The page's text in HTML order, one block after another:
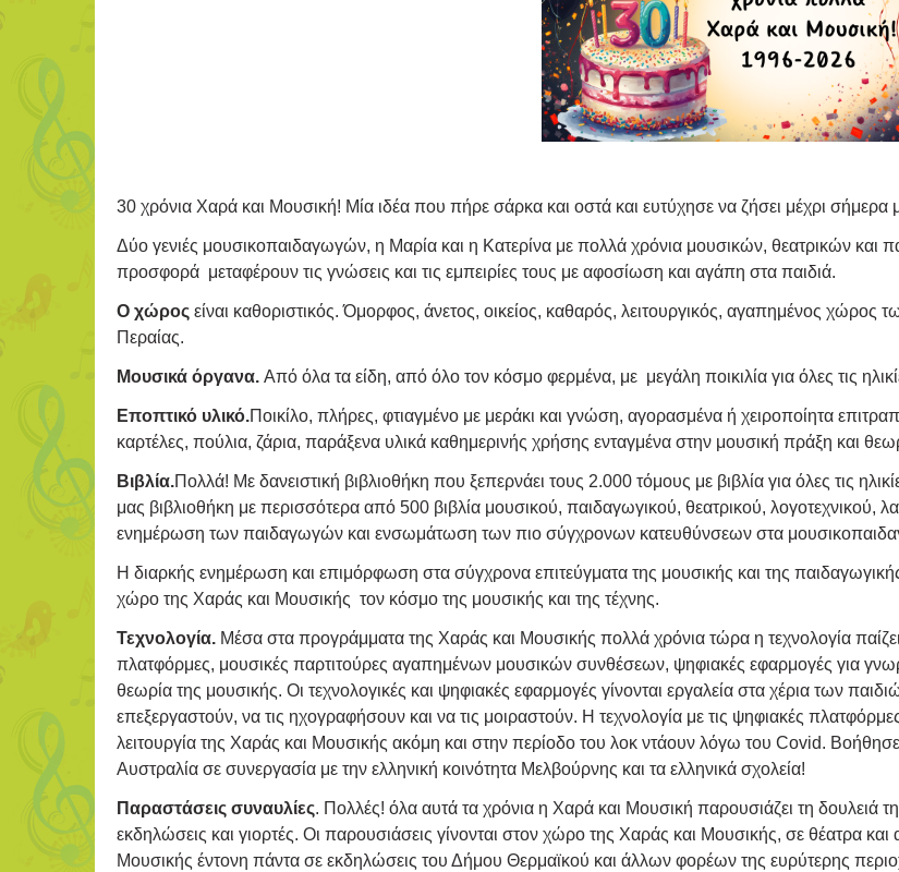
30 χρόνια Χαρά και Μουσική! Μία ιδέα που πήρε σάρκα και οστά και ευτύχησε να ζήσει μέχρι σήμερα
Δύο γενιές μουσικοπαιδαγωγών, η Μαρία και η Κατερίνα με πολλά χρόνια μουσικών, θεατρικών και
προσφορά μεταφέρουν τις γνώσεις και τις εμπειρίες τους με αφοσίωση και αγάπη στα παιδιά.
Ο χώρος είναι καθοριστικός. Όμορφος, άνετος, οικείος, καθαρός, λειτουργικός, αγαπημένος
Περαίας.
Μουσικά όργανα. Από όλα τα είδη, από όλο τον κόσμο φερμένα, με μεγάλη ποικιλία για όλες τις
Εποπτικό υλικό.Ποικίλο, πλήρες, φτιαγμένο με μεράκι και γνώση, αγορασμένα ή χειροποίητα
καρτέλες, πούλια, ζάρια, παράξενα υλικά καθημερινής χρήσης ενταγμένα στην μουσική πράξη και
Βιβλία.Πολλά! Με δανειστική βιβλιοθήκη που ξεπερνάει τους 2.000 τόμους με βιβλία για όλες τις
μας βιβλιοθήκη με περισσότερα από 500 βιβλία μουσικού, παιδαγωγικού, θεατρικού, λογοτεχνικού,
ενημέρωση των παιδαγωγών και ενσωμάτωση των πιο σύγχρονων κατευθύνσεων στα
Η διαρκής ενημέρωση και επιμόρφωση στα σύγχρονα επιτεύγματα της μουσικής και της
χώρο της Χαράς και Μουσικής τον κόσμο της μουσικής και της τέχνης.
Τεχνολογία. Μέσα στα προγράμματα της Χαράς και Μουσικής πολλά χρόνια τώρα η τεχνολογία
πλατφόρμες, μουσικές παρτιτούρες αγαπημένων μουσικών συνθέσεων, ψηφιακές εφαρμογές για
θεωρία της μουσικής. Οι τεχνολογικές και ψηφιακές εφαρμογές γίνονται εργαλεία στα χέρια των
επεξεργαστούν, να τις ηχογραφήσουν και να τις μοιραστούν. Η τεχνολογία με τις ψηφιακές
λειτουργία της Χαράς και Μουσικής ακόμη και στην περίοδο του λοκ ντάουν λόγω του Covid.
Αυστραλία σε συνεργασία με την ελληνική κοινότητα Μελβούρνης και τα ελληνικά σχολεία!
Παραστάσεις συναυλίες. Πολλές! όλα αυτά τα χρόνια η Χαρά και Μουσική παρουσιάζει τη δουλειά
εκδηλώσεις και γιορτές. Οι παρουσιάσεις γίνονται στον χώρο της Χαράς και Μουσικής, σε θέατρα
Μουσικής έντονη πάντα σε εκδηλώσεις του Δήμου Θερμαϊκού και άλλων φορέων της ευρύτερης